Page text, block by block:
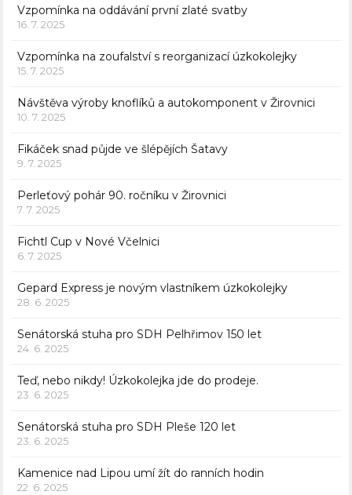
Vzpomínka na oddávání první zlaté svatby
16. 7. 2025
Vzpomínka na zoufalství s reorganizací úzkokolejky
15. 7. 2025
Návštěva výroby knoflíků a autokomponent v Žirovnici
10. 7. 2025
Fikáček snad půjde ve šlépějích Šatavy
9. 7. 2025
Perleťový pohár 90. ročníku v Žirovnici
7. 7. 2025
Fichtl Cup v Nové Včelnici
6. 7. 2025
Gepard Express je novým vlastníkem úzkokolejky
28. 6. 2025
Senátorská stuha pro SDH Pelhřimov 150 let
24. 6. 2025
Teď, nebo nikdy! Úzkokolejka jde do prodeje.
23. 6. 2025
Senátorská stuha pro SDH Pleše 120 let
23. 6. 2025
Kamenice nad Lipou umí žít do ranních hodin
22. 6. 2025